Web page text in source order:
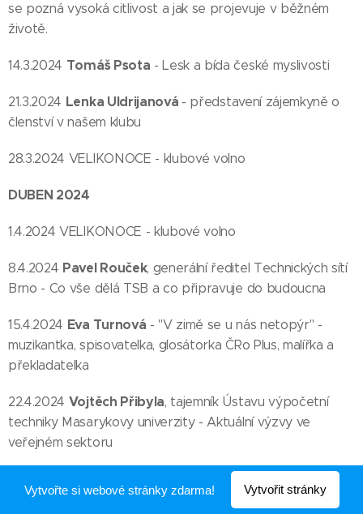
se pozná vysoká citlivost a jak se projevuje v běžném
životě.
14.3.2024 Tomáš Psota - Lesk a bída české myslivosti
21.3.2024 Lenka Uldrijanová - představení zájemkyně o
členství v našem klubu
28.3.2024 VELIKONOCE - klubové volno
DUBEN 2024
1.4.2024 VELIKONOCE - klubové volno
8.4.2024 Pavel Rouček, generální ředitel Technických sítí
Brno - Co vše dělá TSB a co připravuje do budoucna
15.4.2024 Eva Turnová - "V zimě se u nás netopýr" -
muzikantka, spisovatelka, glosátorka ČRo Plus, malířka a
překladatelka
22.4.2024 Vojtěch Přibyla, tajemník Ústavu výpočetní
techniky Masarykovy univerzity - Aktuální výzvy ve
veřejném sektoru
, člen představenstva KORDIS
JMK, a.s. - Rozvoj hromadné dopravy a její potenciál
Vytvořte si webové stránky zdarma! Vytvořit stránky